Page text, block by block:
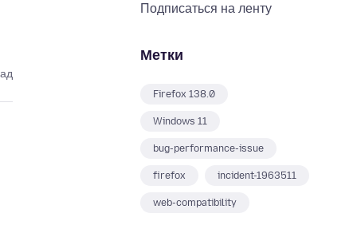
Подписаться на ленту
Метки
Firefox 138.0
Windows 11
bug-performance-issue
firefox incident-1963511
web-compatibility